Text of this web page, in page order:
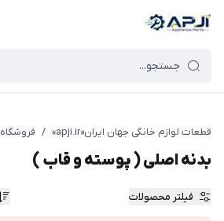
قطعات یدکی و جانبی لوازم خانگی جهان ایران
قطعات لوازم خانگی جهان ایران«apji.ir» / فروشگاه APJI
بدنه اصلی ( پوسته و قاب )
فیلتر محصولات